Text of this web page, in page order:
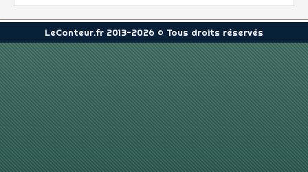
LeConteur.fr 2013-2026 © Tous droits réservés